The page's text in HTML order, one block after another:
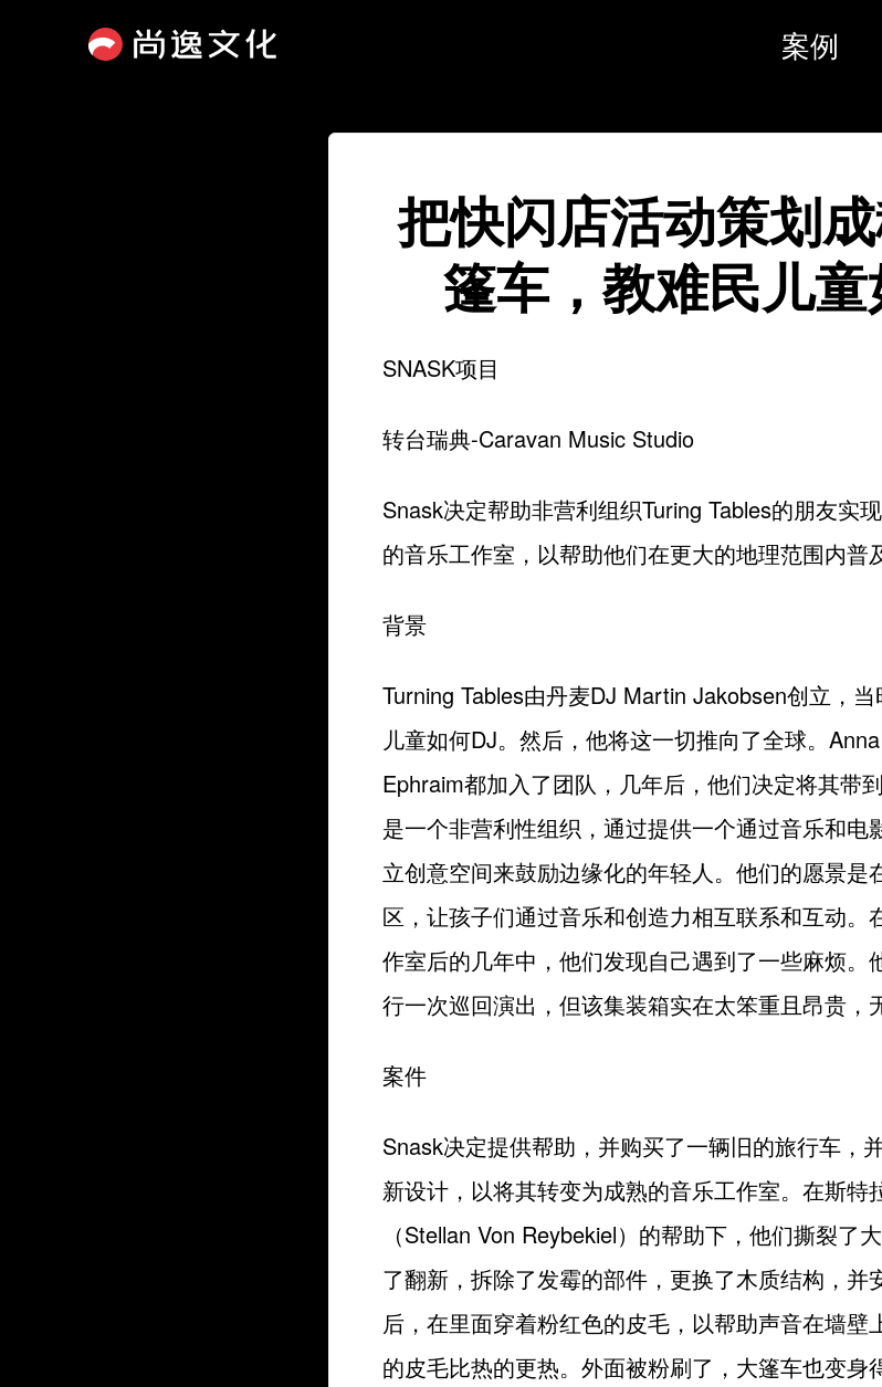
案例
把快闪店活动策划
篷车，教难民儿
SNASK项目
转台瑞典-Caravan Music Studio
Snask决定帮助非营利组织Turing Tables的朋友实
的音乐工作室，以帮助他们在更大的地理范围内普
背景
Turning Tables由丹麦DJ Martin Jakobsen创立，
儿童如何DJ。然后，他将这一切推向了全球。
Ephraim都加入了团队，几年后，他们决定将其带
是一个非营利性组织，通过提供一个通过音乐和电
立创意空间来鼓励边缘化的年轻人。他们的愿景是
区，让孩子们通过音乐和创造力相互联系和互动。
作室后的几年中，他们发现自己遇到了一些麻烦。
行一次巡回演出，但该集装箱实在太笨重且昂贵，
案件
Snask决定提供帮助，并购买了一辆旧的旅行车，
新设计，以将其转变为成熟的音乐工作室。在斯特
（Stellan Von Reybekiel）的帮助下，他们撕裂了
了翻新，拆除了发霉的部件，更换了木质结构，并
后，在里面穿着粉红色的皮毛，以帮助声音在墙壁
的皮毛比热的更热。外面被粉刷了，大篷车也变身